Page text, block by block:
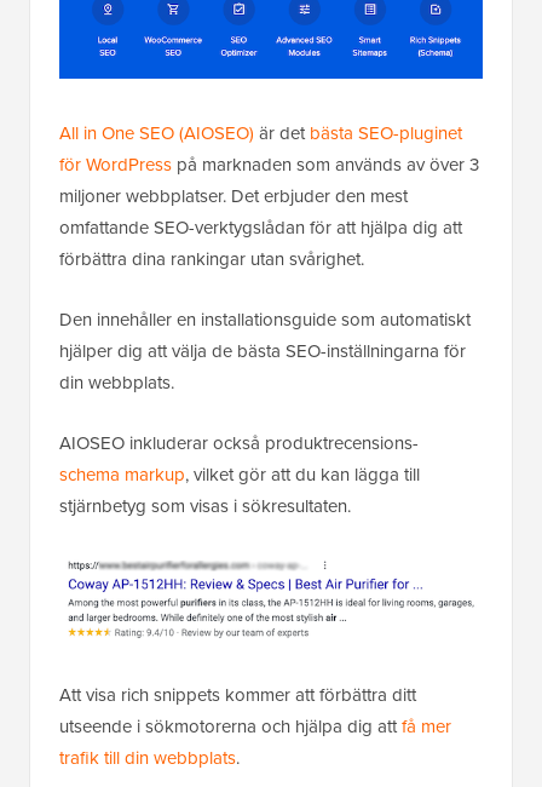
All in One SEO (AIOSEO) är detbästa SEO-pluginet
för WordPress på marknaden som används av över 3
miljoner webbplatser. Det erbjuder den mest
omfattande SEO-verktygslådan för att hjälpa dig att
förbättra dina rankingar utan svårighet.
Den innehåller en installationsguide som automatiskt
hjälper dig att välja de bästa SEO-inställningarna för
din webbplats.
AIOSEO inkluderar också produktrecensions-
schema markup, vilket gör att du kan lägga till
stjärnbetyg som visas i sökresultaten.
Att visa rich snippets kommer att förbättra ditt
utseende i sökmotorerna och hjälpa dig attfå mer
trafik till din webbplats.